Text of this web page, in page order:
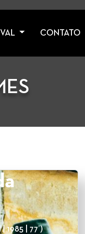
CONTATO
1985 | 77’)